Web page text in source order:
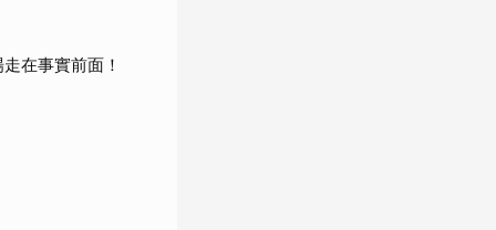
在事實前面！